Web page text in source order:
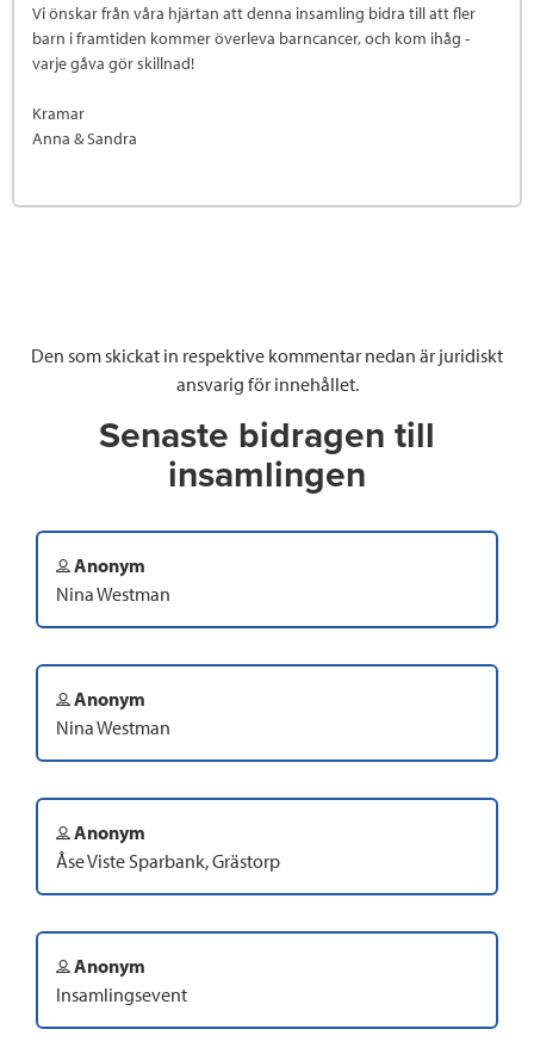
Vi önskar från våra hjärtan att denna insamling bidra till att fler
barn i framtiden kommer överleva barncancer, och kom ihåg -
varje gåva gör skillnad!
Kramar
Anna & Sandra
Den som skickat in respektive kommentar nedan är juridiskt
ansvarig för innehållet.
Senaste bidragen till
insamlingen
Anonym
Nina Westman
Anonym
Nina Westman
Anonym
Åse Viste Sparbank, Grästorp
Anonym
Insamlingsevent